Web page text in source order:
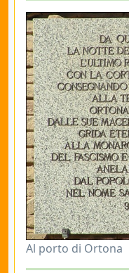
Al porto di Ortona